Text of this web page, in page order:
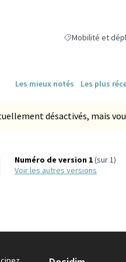
Filtrer les
Mobilité et
Les mieux notés Les plus
désactivés, mais
Numéro de version 1(sur 1)
voir les autres versions